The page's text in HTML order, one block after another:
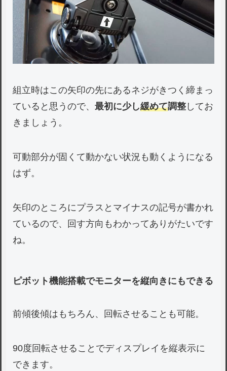
組立時はこの矢印の先にあるネジがきつく締まっ
ていると思うので、最初に少し緩めて調整 してお
きましょう。
可動部分が固くて動かない状況も動くようになる
はず。
矢印のところにプラスとマイナスの記号が書かれ
ているので、回す方向もわかってありがたいです
ね。
ピボット機能搭載でモニターを縦向きにもできる
前傾後傾はもちろん、 回転させることも可能。
90度回転させることでディスプレイを縦表示に
できます。